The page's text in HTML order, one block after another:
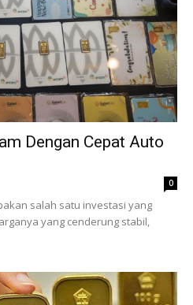
Dengan Cepat Auto
0
salah satu investasi yang
yang cenderung stabil,